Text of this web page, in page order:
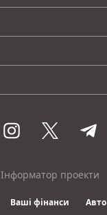
Інформатор проекти
Ваші фінанси Авто